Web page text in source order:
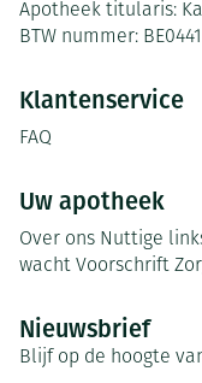
Apotheek titularis:
BTW nummer:
Klantenservice
FAQ
Uw apotheek
Over ons Nuttige
wacht Voorschrift
Nieuwsbrief
Blijf op de hoogte